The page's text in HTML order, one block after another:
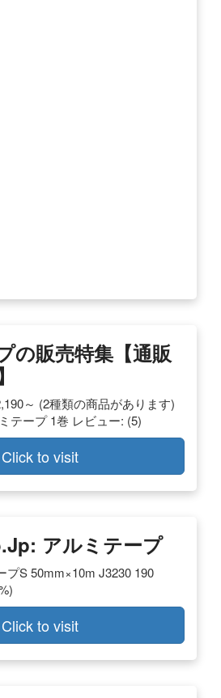
の販売特集【通販
～ (2種類の商品があります)
テープ 1巻 レビュー: (5)
Click to visit
アルミテープ
プS 50mm×10m J3230 190
Click to visit